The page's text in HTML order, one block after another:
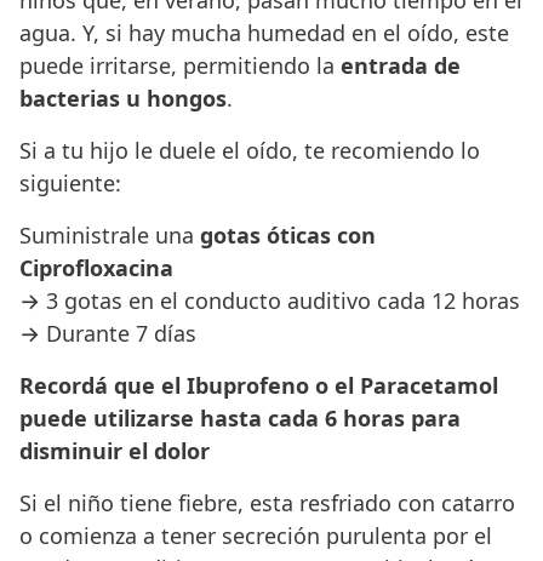
agua. Y, si hay mucha humedad en el oído, este
puede irritarse, permitiendo la entrada de
bacterias u hongos.
Si a tu hijo le duele el oído, te recomiendo lo
siguiente:
Suministrale una gotas óticas con
Ciprofloxacina
→ 3 gotas en el conducto auditivo cada 12 horas
→ Durante 7 días
Recordá que el Ibuprofeno o el Paracetamol
puede utilizarse hasta cada 6 horas para
disminuir el dolor
Si el niño tiene fiebre, esta resfriado con catarro
o comienza a tener secreción purulenta por el